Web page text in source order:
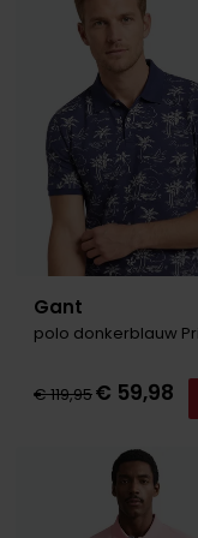
Gant
€ 119,95€ 59,98